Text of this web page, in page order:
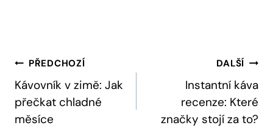
Navigace
Pro
Příspěvek
PŘEDCHOZÍ
Kávovník v zimě: Jak
přečkat chladné
měsíce
DALŠÍ
Instantní káva
recenze: Které
značky stojí za to?